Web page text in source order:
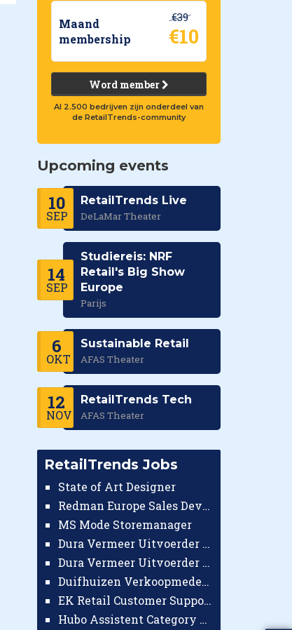
Maand
membership
€39
€10
Word member
Al 2.500 bedrijven zijn onderdeel van
de RetailTrends-community
Upcoming events
10
SEP
RetailTrends Live
DeLaMar Theater
14
SEP
Studiereis: NRF
Retail's Big Show
Europe
Parijs
6
OKT
Sustainable Retail
AFAS Theater
12
NOV
RetailTrends Tech
AFAS Theater
RetailTrends Jobs
State of Art Designer
Redman Europe Sales Developer (Europe)
MS Mode Storemanager
Dura Vermeer Uitvoerder GWW Amsterdam
Dura Vermeer Uitvoerder Civiel Nijmegen
Duifhuizen Verkoopmedewerker Ridderkerk
EK Retail Customer Support Omnichannel
Hubo Assistent Category Manager